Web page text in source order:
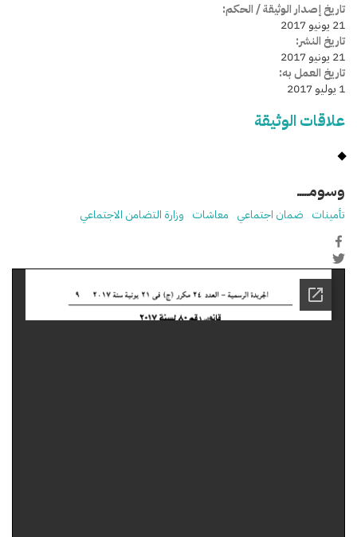
تاريخ إصدار الوثيقة / الحكم:
21 يونيو 2017
تاريخ النشر:
21 يونيو 2017
تاريخ العمل به:
1 يوليو 2017
علاقات الوثيقة
وسومـــــ
تأمينات ضمان اجتماعي معاشات وزارة التضامن الاجتماعي